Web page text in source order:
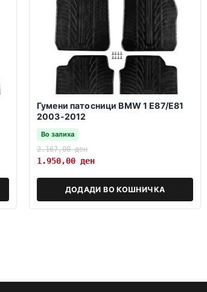
Гумени патосници BMW 1 E87/E81
2003-2012
Во залиха
2.167,00ден
1.950,00 ден
ДОДАДИ ВО КОШНИЧКА